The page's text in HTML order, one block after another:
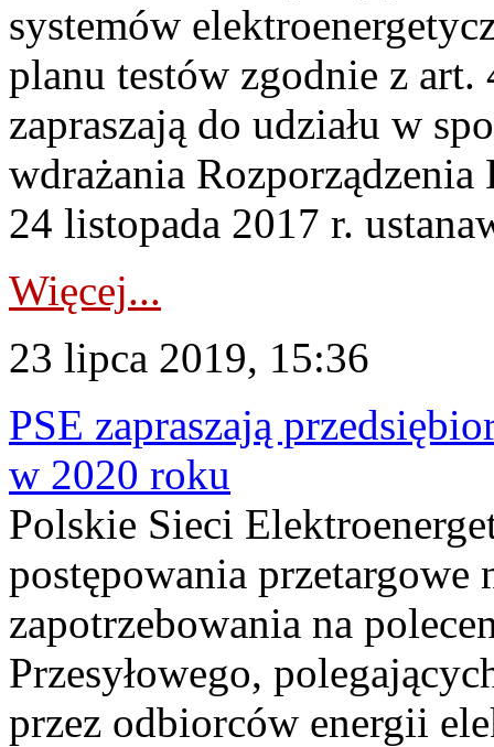
systemów
planu testów zgodnie z
zapraszają do udziału w
wdrażania
24 listopada 2017 r.
Więcej...
23 lipca 2019, 15:36
PSE zapraszają
w 2020 roku
Polskie Sieci
postępowania przetargowe
zapotrzebowania na
Przesyłowego,
przez odbiorców energii